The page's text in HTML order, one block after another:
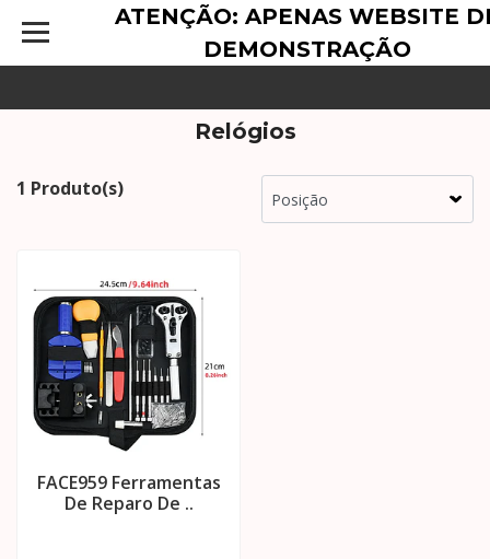
ATENÇÃO: APENAS WEBSITE
DEMONSTRAÇÃO
Relógios
1 Produto(s)
FACE959 Ferramentas
De Reparo De ..